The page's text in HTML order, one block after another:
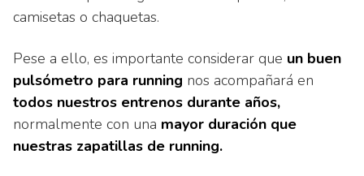
camisetas o chaquetas.
Pese a ello, es importante considerar que un buen
pulsómetro para running nos acompañará en
todos nuestros entrenos durante años,
normalmente con una mayor duración que
nuestras zapatillas de running.